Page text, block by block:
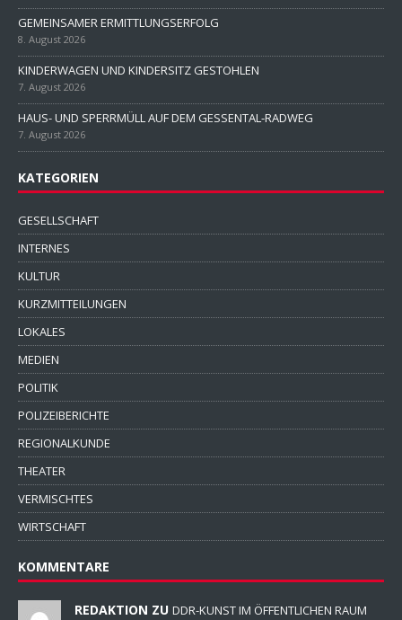
GEMEINSAMER ERMITTLUNGSERFOLG
8. August 2026
KINDERWAGEN UND KINDERSITZ GESTOHLEN
7. August 2026
HAUS- UND SPERRMÜLL AUF DEM GESSENTAL-RADWEG
7. August 2026
KATEGORIEN
GESELLSCHAFT
INTERNES
KULTUR
KURZMITTEILUNGEN
LOKALES
MEDIEN
POLITIK
POLIZEIBERICHTE
REGIONALKUNDE
THEATER
VERMISCHTES
WIRTSCHAFT
KOMMENTARE
REDAKTION ZU DDR-KUNST IM ÖFFENTLICHEN RAUM